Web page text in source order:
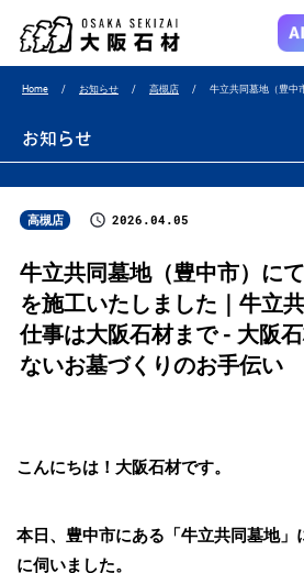
Home お知らせ 高槻店 牛立共同墓地（豊中
お知らせ
高槻店 2026.04.05
牛立共同墓地（豊中市）に
を施工いたしました｜牛立
仕事は大阪石材まで - 大阪
ないお墓づくりのお手伝い
こんにちは！大阪石材です。
本日、豊中市にある「牛立共同墓地」
に伺いました。